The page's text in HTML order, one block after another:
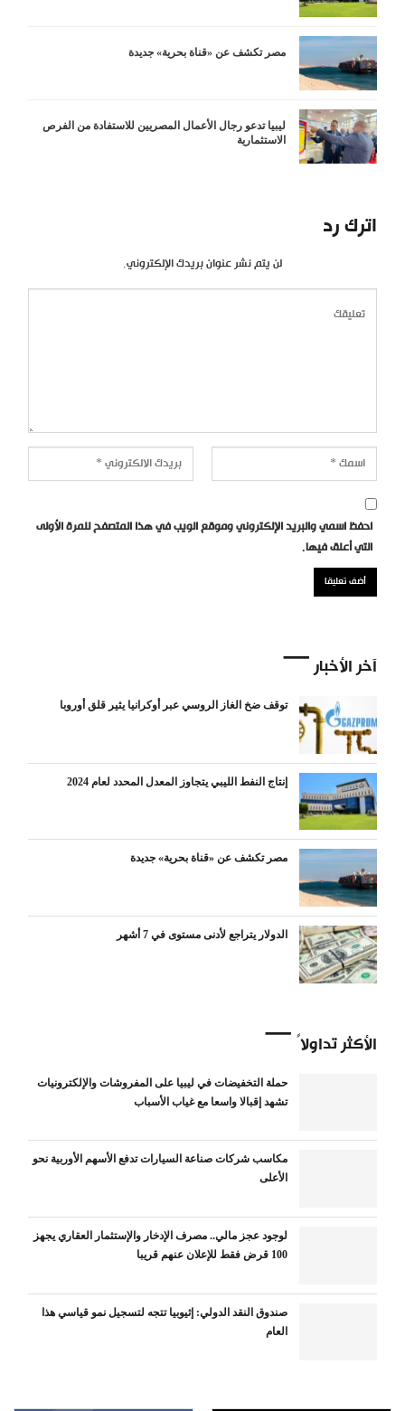
مصر تكشف عن «قناة بحرية» جديدة
ليبيا تدعو رجال الأعمال المصريين للاستفادة من الفرص
الاستثمارية
اترك رد
لن يتم نشر عنوان بريدك الإلكتروني.
احفظ اسمي والبريد الإلكتروني وموقع الويب في هذا المتصفح للمرة الأولى
التي أعلق فيها.
آخر الأخبار
توقف ضخ الغاز الروسي عبر أوكرانيا يثير قلق أوروبا
إنتاج النفط الليبي يتجاوز المعدل المحدد لعام 2024
مصر تكشف عن «قناة بحرية» جديدة
الدولار يتراجع لأدنى مستوى في 7 أشهر
الأكثر تداولاً
حملة التخفيضات في ليبيا على المفروشات والإلكترونيات
تشهد إقبالا واسعا مع غياب الأسباب
مكاسب شركات صناعة السيارات تدفع الأسهم الأوربية نحو
الأعلى
لوجود عجز مالي.. مصرف الإدخار والإستثمار العقاري يجهز
100 قرض فقط للإعلان عنهم قريبا
صندوق النقد الدولي: إثيوبيا تتجه لتسجيل نمو قياسي هذا
العام